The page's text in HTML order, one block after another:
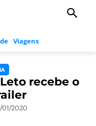
Viagens
recebe o
01/2020